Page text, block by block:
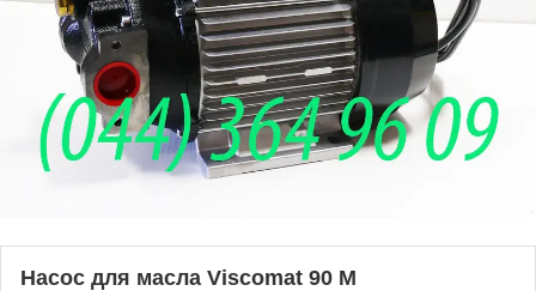
Насос для масла Viscomat 90 M